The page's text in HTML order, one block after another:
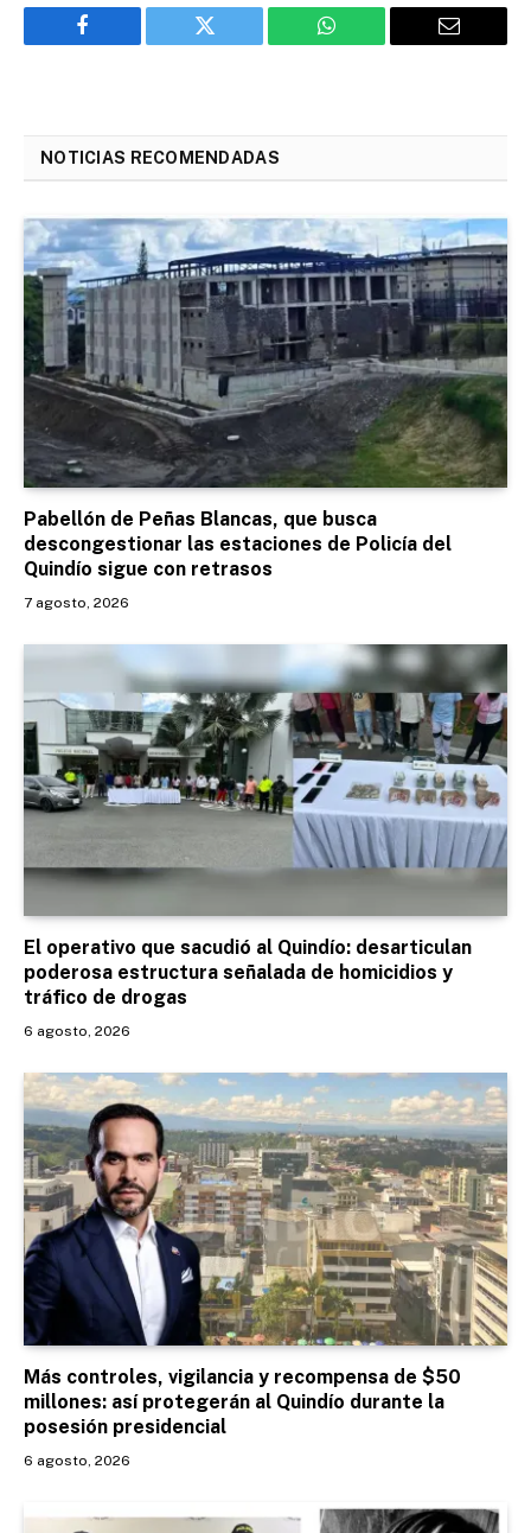
Facebook Twitter WhatsApp Email
NOTICIAS RECOMENDADAS
Pabellón de Peñas Blancas, que busca
descongestionar las estaciones de Policía del
Quindío sigue con retrasos
7 agosto, 2026
El operativo que sacudió al Quindío: desarticulan
poderosa estructura señalada de homicidios y
tráfico de drogas
6 agosto, 2026
Más controles, vigilancia y recompensa de $50
millones: así protegerán al Quindío durante la
posesión presidencial
6 agosto, 2026